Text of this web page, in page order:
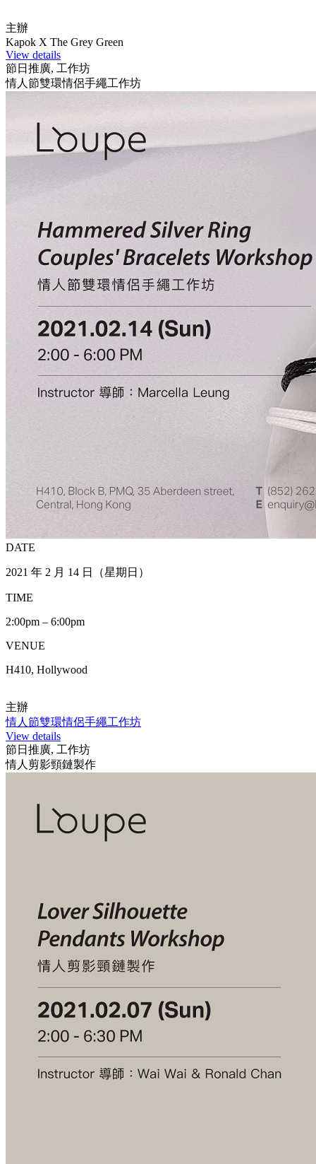
主辦
Kapok X The Grey Green
View details
節日推廣, 工作坊
情人節雙環情侶手繩工作坊
DATE
2021 年 2 月 14 日（星期日）
TIME
2:00pm – 6:00pm
VENUE
H410, Hollywood
主辦
情人節雙環情侶手繩工作坊
View details
節日推廣, 工作坊
情人剪影頸鏈製作